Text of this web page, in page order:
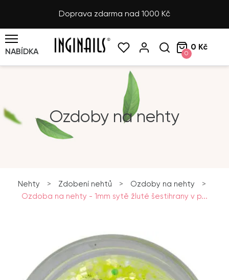
Doprava zdarma nad 1000 Kč
NABÍDKA 0
0 Kč
Ozdoby na nehty
Nehty > Zdobení nehtů > Ozdoby na nehty
>
Ozdoba na nehty - 1mm sytě žluté šestihrany v p...